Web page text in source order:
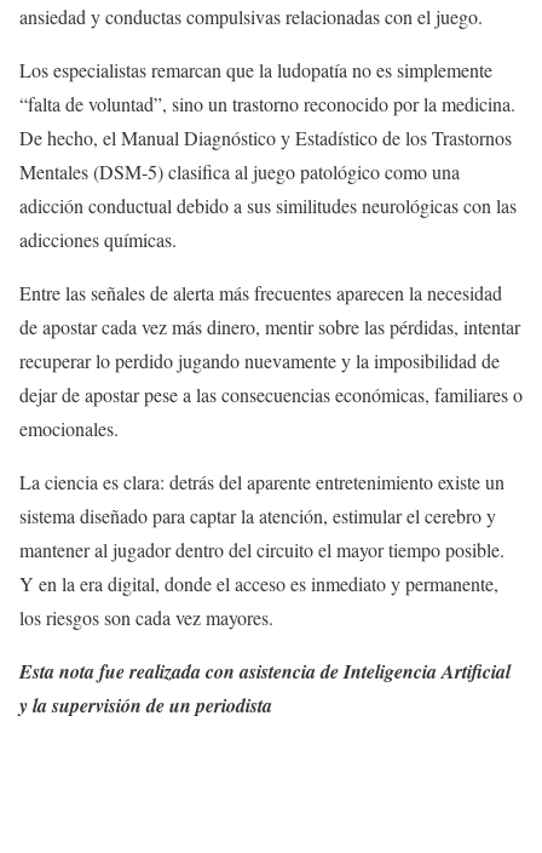
ansiedad y conductas compulsivas relacionadas con el juego.
Los especialistas remarcan que la ludopatía no es simplemente
“falta de voluntad”, sino un trastorno reconocido por la medicina.
De hecho, el Manual Diagnóstico y Estadístico de los Trastornos
Mentales (DSM-5) clasifica al juego patológico como una
adicción conductual debido a sus similitudes neurológicas con las
adicciones químicas.
Entre las señales de alerta más frecuentes aparecen la necesidad
de apostar cada vez más dinero, mentir sobre las pérdidas, intentar
recuperar lo perdido jugando nuevamente y la imposibilidad de
dejar de apostar pese a las consecuencias económicas, familiares o
emocionales.
La ciencia es clara: detrás del aparente entretenimiento existe un
sistema diseñado para captar la atención, estimular el cerebro y
mantener al jugador dentro del circuito el mayor tiempo posible.
Y en la era digital, donde el acceso es inmediato y permanente,
los riesgos son cada vez mayores.
Esta nota fue realizada con asistencia de Inteligencia Artificial
y la supervisión de un periodista